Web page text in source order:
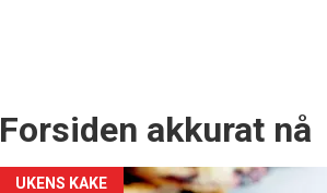
Forsiden akkurat nå
UKENS KAKE